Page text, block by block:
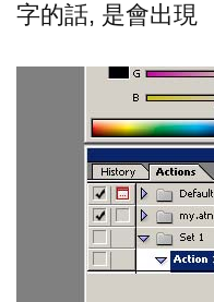
字的話, 是會出現